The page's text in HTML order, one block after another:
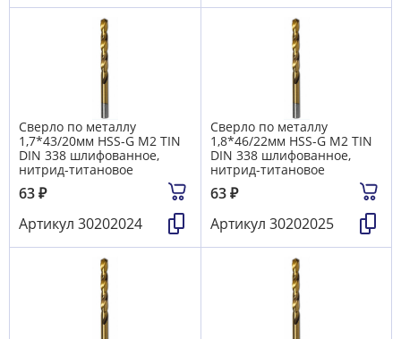
Сверло по металлу
1,7*43/20мм HSS-G M2 TIN
DIN 338 шлифованное,
нитрид-титановое
63₽
Артикул 30202024
Сверло по металлу
1,8*46/22мм HSS-G M2 TIN
DIN 338 шлифованное,
нитрид-титановое
63₽
Артикул 30202025